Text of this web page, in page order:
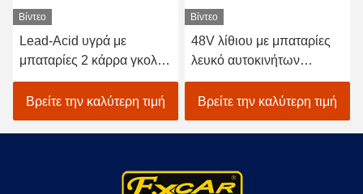
Βίντεο
Lead-Acid υγρά με
μπαταρίες 2 κάρρα γκολφ
καθισμάτων/ηλεκτρικό με
λάθη γκολφ αυτοκινήτων
Βρείτε την καλύτερη τιμή
Βίντεο
48V λίθιου με μπαταρίες
λευκό αυτοκινήτων
EXCAR A1S6+2 γκολφ
οχημάτων ηλεκτρικό
Βρείτε την καλύτερη τιμή